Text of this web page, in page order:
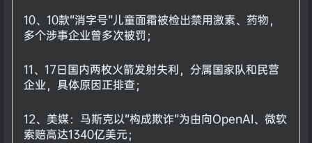
10、10款“消字号”儿童面霜被检出禁用激素、药物，
多个涉事企业曾多次被罚；
11、17日国内两枚火箭发射失利，分属国家队和民营
企业，具体原因正排查；
12、美媒：马斯克以“构成欺诈”为由向OpenAI、微软
索赔高达1340亿美元；